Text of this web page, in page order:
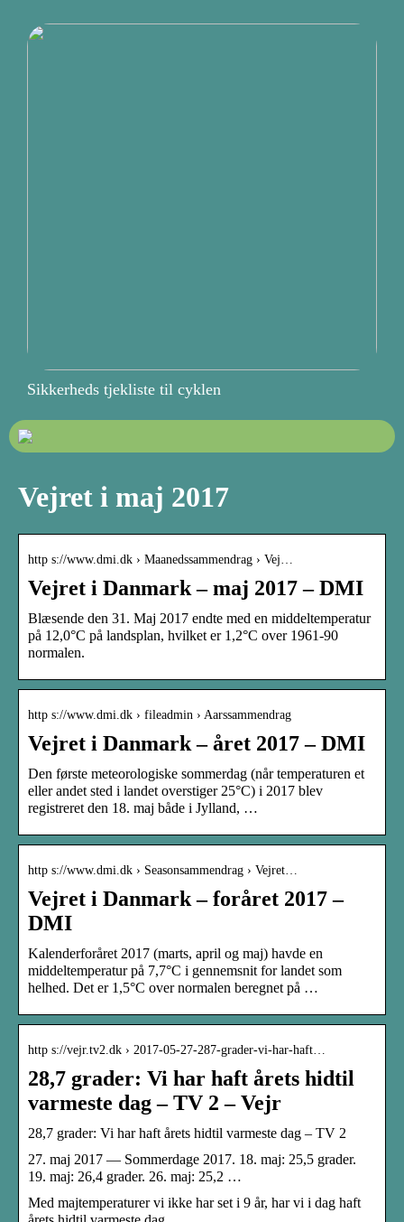
Sikkerheds tjekliste til cyklen
Vejret i maj 2017
http s://www.dmi.dk › Maanedssammendrag › Vej…
Vejret i Danmark – maj 2017 – DMI
Blæsende den 31. Maj 2017 endte med en middeltemperatur
på 12,0°C på landsplan, hvilket er 1,2°C over 1961-90
normalen.
http s://www.dmi.dk › fileadmin › Aarssammendrag
Vejret i Danmark – året 2017 – DMI
Den første meteorologiske sommerdag (når temperaturen et
eller andet sted i landet overstiger 25°C) i 2017 blev
registreret den 18. maj både i Jylland, …
http s://www.dmi.dk › Seasonsammendrag › Vejret…
Vejret i Danmark – foråret 2017 –
DMI
Kalenderforåret 2017 (marts, april og maj) havde en
middeltemperatur på 7,7°C i gennemsnit for landet som
helhed. Det er 1,5°C over normalen beregnet på …
http s://vejr.tv2.dk › 2017-05-27-287-grader-vi-har-haft…
28,7 grader: Vi har haft årets hidtil
varmeste dag – TV 2 – Vejr
28,7 grader: Vi har haft årets hidtil varmeste dag – TV 2
27. maj 2017 — Sommerdage 2017. 18. maj: 25,5 grader.
19. maj: 26,4 grader. 26. maj: 25,2 …
Med majtemperaturer vi ikke har set i 9 år, har vi i dag haft